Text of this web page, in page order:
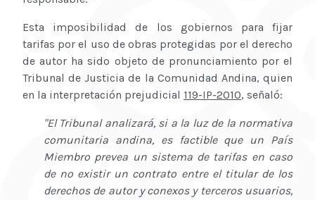
Esta imposibilidad de los gobiernos para fijar
tarifas por el uso de obras protegidas por el derecho
de autor ha sido objeto de pronunciamiento por el
Tribunal de Justicia de la Comunidad Andina, quien
en la interpretación prejudicial 119-IP-2010, señaló:
"El Tribunal analizará, si a la luz de la normativa
comunitaria andina, es factible que un País
Miembro prevea un sistema de tarifas en caso
de no existir un contrato entre el titular de los
derechos de autor y conexos y terceros usuarios,